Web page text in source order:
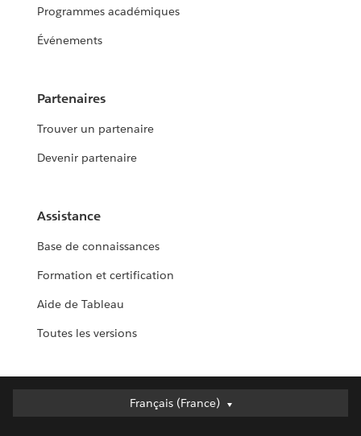
Programmes académiques
Événements
Partenaires
Trouver un partenaire
Devenir partenaire
Assistance
Base de connaissances
Formation et certification
Aide de Tableau
Toutes les versions
Français (France)
Français (France)